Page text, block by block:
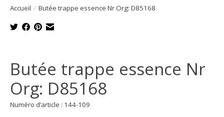
Accueil / Butée trappe essence Nr Org: D85168
Butée trappe essence Nr
Org: D85168
Numéro d’article : 144-109